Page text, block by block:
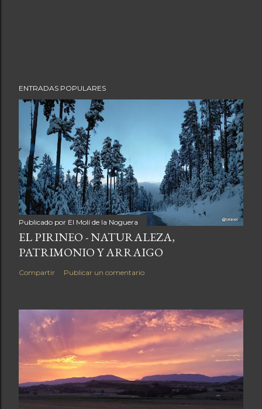
ENTRADAS POPULARES
Publicado por El Molí de la Noguera
EL PIRINEO - NATURALEZA,
PATRIMONIO Y ARRAIGO
Compartir Publicar un comentario